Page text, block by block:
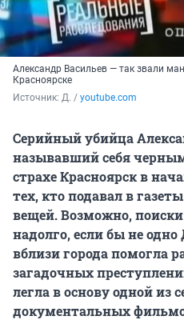
Александр Васильев — так звали
Красноярске
Источник: Д. / youtube.com
Серийный убийца
называвший себя
страхе Красноярск в
тех, кто подавал в
вещей. Возможно,
надолго, если бы не
вблизи города помогла
загадочных
легла в основу одной из
документальных